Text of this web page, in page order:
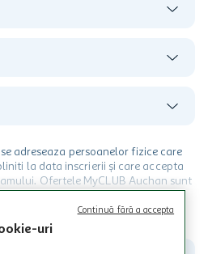
adreseaza persoanelor fizice care
la data inscrierii și care accepta
Ofertele MyCLUB Auchan sunt
o singura data in perioada promotiei.
legatura cu magazinele Auchan
MAI MULT
uri
Continuă fără a accepta